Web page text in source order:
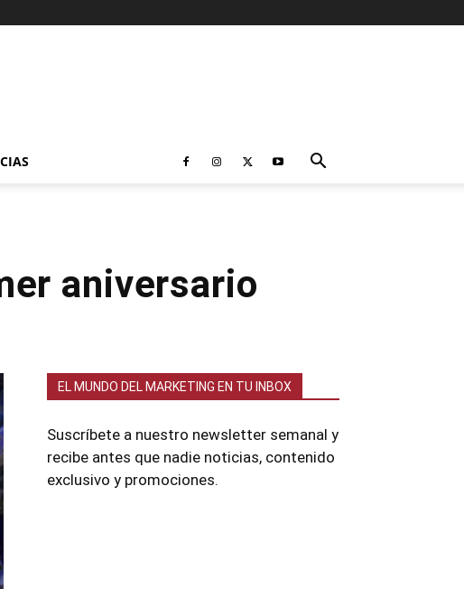
aniversario
EL MUNDO DEL MARKETING EN TU INBOX
Suscríbete a nuestro newsletter semanal y
recibe antes que nadie noticias, contenido
exclusivo y promociones.